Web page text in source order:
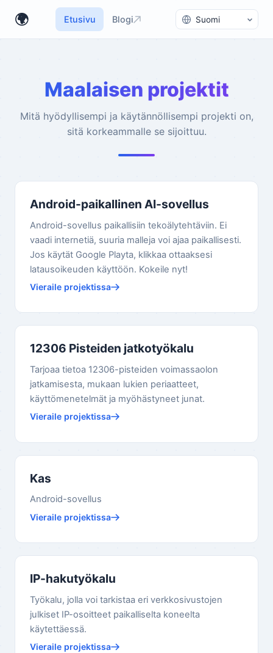
🌍 Etusivu Blogi Vaihda kieltä
Maalaisen projektit
Mitä hyödyllisempi ja käytännöllisempi projekti on,
sitä korkeammalle se sijoittuu.
Android-paikallinen AI-sovellus
Android-sovellus paikallisiin tekoälytehtäviin. Ei
vaadi internetiä, suuria malleja voi ajaa paikallisesti.
Jos käytät Google Playta, klikkaa ottaaksesi
latausoikeuden käyttöön. Kokeile nyt!
Vieraile projektissa
12306 Pisteiden jatkotyökalu
Tarjoaa tietoa 12306-pisteiden voimassaolon
jatkamisesta, mukaan lukien periaatteet,
käyttömenetelmät ja myöhästyneet junat.
Vieraile projektissa
Kas
Android-sovellus
Vieraile projektissa
IP-hakutyökalu
Työkalu, jolla voi tarkistaa eri verkkosivustojen
julkiset IP-osoitteet paikalliselta koneelta
käytettäessä.
Vieraile projektissa